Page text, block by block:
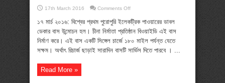
17th March 2016 Comments Offon
রাস্তায়
বিশ্বের
প্রথম
ইলেকট্রিক
পাওয়ারের
ডাবল
১৭ মার্চ ২০১৬: বিশ্বের প্রথম পুরোপুরি ইলেকট্রিক পাওয়ারের ডাবল
ডেকার বাস উন্মোচন হল। চীনা নির্মাতা প্রতিষ্ঠান বিওয়াইডি এই বাস
নির্মাণ করে। এই বাস একটি সিঙ্গেল চার্জে ১৮০ মাইল পর্যন্ত যেতে
সক্ষম। অর্থাৎ রিচার্জ ছাড়াই সারাদিন বাসটি সার্ভিস দিতে পারবে । ...
Read More »